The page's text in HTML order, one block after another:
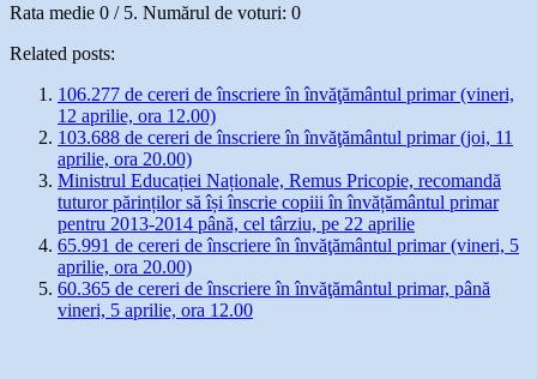
Rata medie 0 / 5. Numărul de voturi: 0
Related posts:
106.277 de cereri de înscriere în învăţământul primar (vineri,
12 aprilie, ora 12.00)
103.688 de cereri de înscriere în învăţământul primar (joi, 11
aprilie, ora 20.00)
Ministrul Educației Naționale, Remus Pricopie, recomandă
tuturor părinților să își înscrie copiii în învățământul primar
pentru 2013-2014 până, cel târziu, pe 22 aprilie
65.991 de cereri de înscriere în învăţământul primar (vineri, 5
aprilie, ora 20.00)
60.365 de cereri de înscriere în învăţământul primar, până
vineri, 5 aprilie, ora 12.00